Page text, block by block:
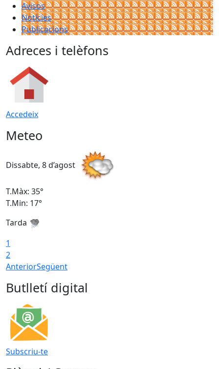
Avisos
Notícies
Publicacions
Adreces i telèfons
Accedeix
Meteo
Dissabte, 8 d’agost
T.Màx: 35°
T.Min: 17°
Tarda
1
2
AnteriorSegüent
Butlletí digital
Subscriu-te